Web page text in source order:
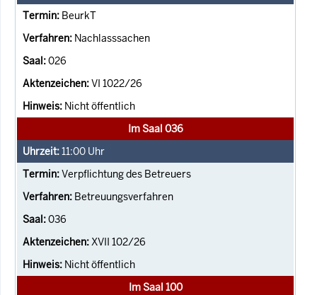
BeurkT
Nachlasssachen
026
VI 1022/26
Nicht öffentlich
Im Saal 036
11:00 Uhr
Verpflichtung des Betreuers
Betreuungsverfahren
036
XVII 102/26
Nicht öffentlich
Im Saal 100